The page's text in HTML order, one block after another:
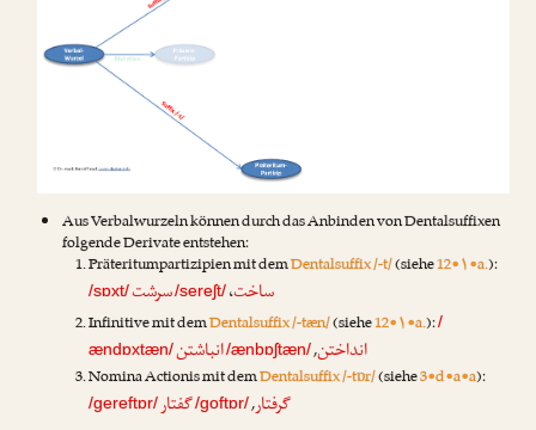
Aus Verbalwurzeln können durch das Anbinden von Dentalsuffixen
folgende Derivate entstehen:
Präteritumpartizipien mit demDentalsuffix /-t/(siehe12•۱•a.):
/sɒxt/ ساخت،/sereʃt/سرشت
Infinitive mit demDentalsuffix /-tæn/(siehe12•۱•a.):/
ændɒxtæn/
انداختن,
/ænbɒʃtæn/انباشتن
Nomina Actionis mit demDentalsuffix /-tɒr/(siehe3•d•a•a):
/gereftɒr/ گرفتار,
/goftɒr/گفتار